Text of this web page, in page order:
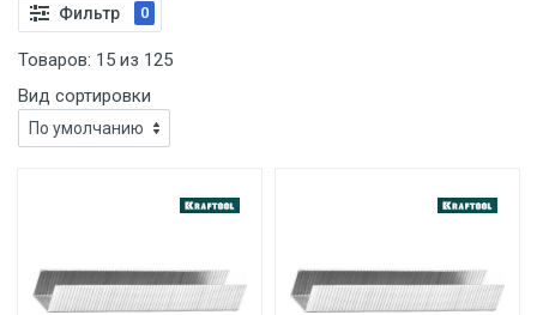
Фильтр 0
Товаров: 15 из 125
Вид сортировки